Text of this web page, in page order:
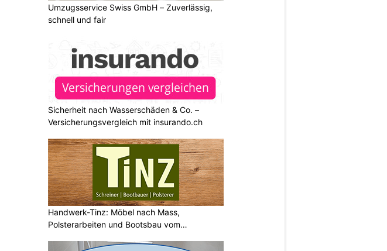
Umzugsservice Swiss GmbH – Zuverlässig,
schnell und fair
Sicherheit nach Wasserschäden & Co. –
Versicherungsvergleich mit insurando.ch
Handwerk-Tinz: Möbel nach Mass,
Polsterarbeiten und Bootsbau vom